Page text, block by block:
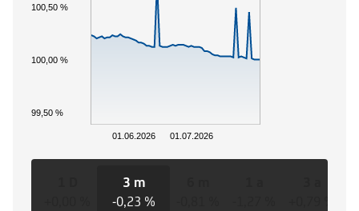
01.06.2026 01.07.2026
100,00 %
99,50 %
100,50 %
3 m
-0,23 %